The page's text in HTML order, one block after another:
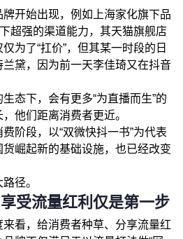
开始出现，例如上海家化旗下品
超强的渠道能力，其天猫旗舰店
为了“扛价”，但其某一时段的日
黛，因为前一天李佳琦又在抖音
态下，会有更多“为直播而生”的
他们距离消费者更近。
阶段，以“双微快抖一书”为代表
崛起新的基础设施，也已经改变
径。
受流量红利仅是第一步
看，给消费者种草、分享流量红